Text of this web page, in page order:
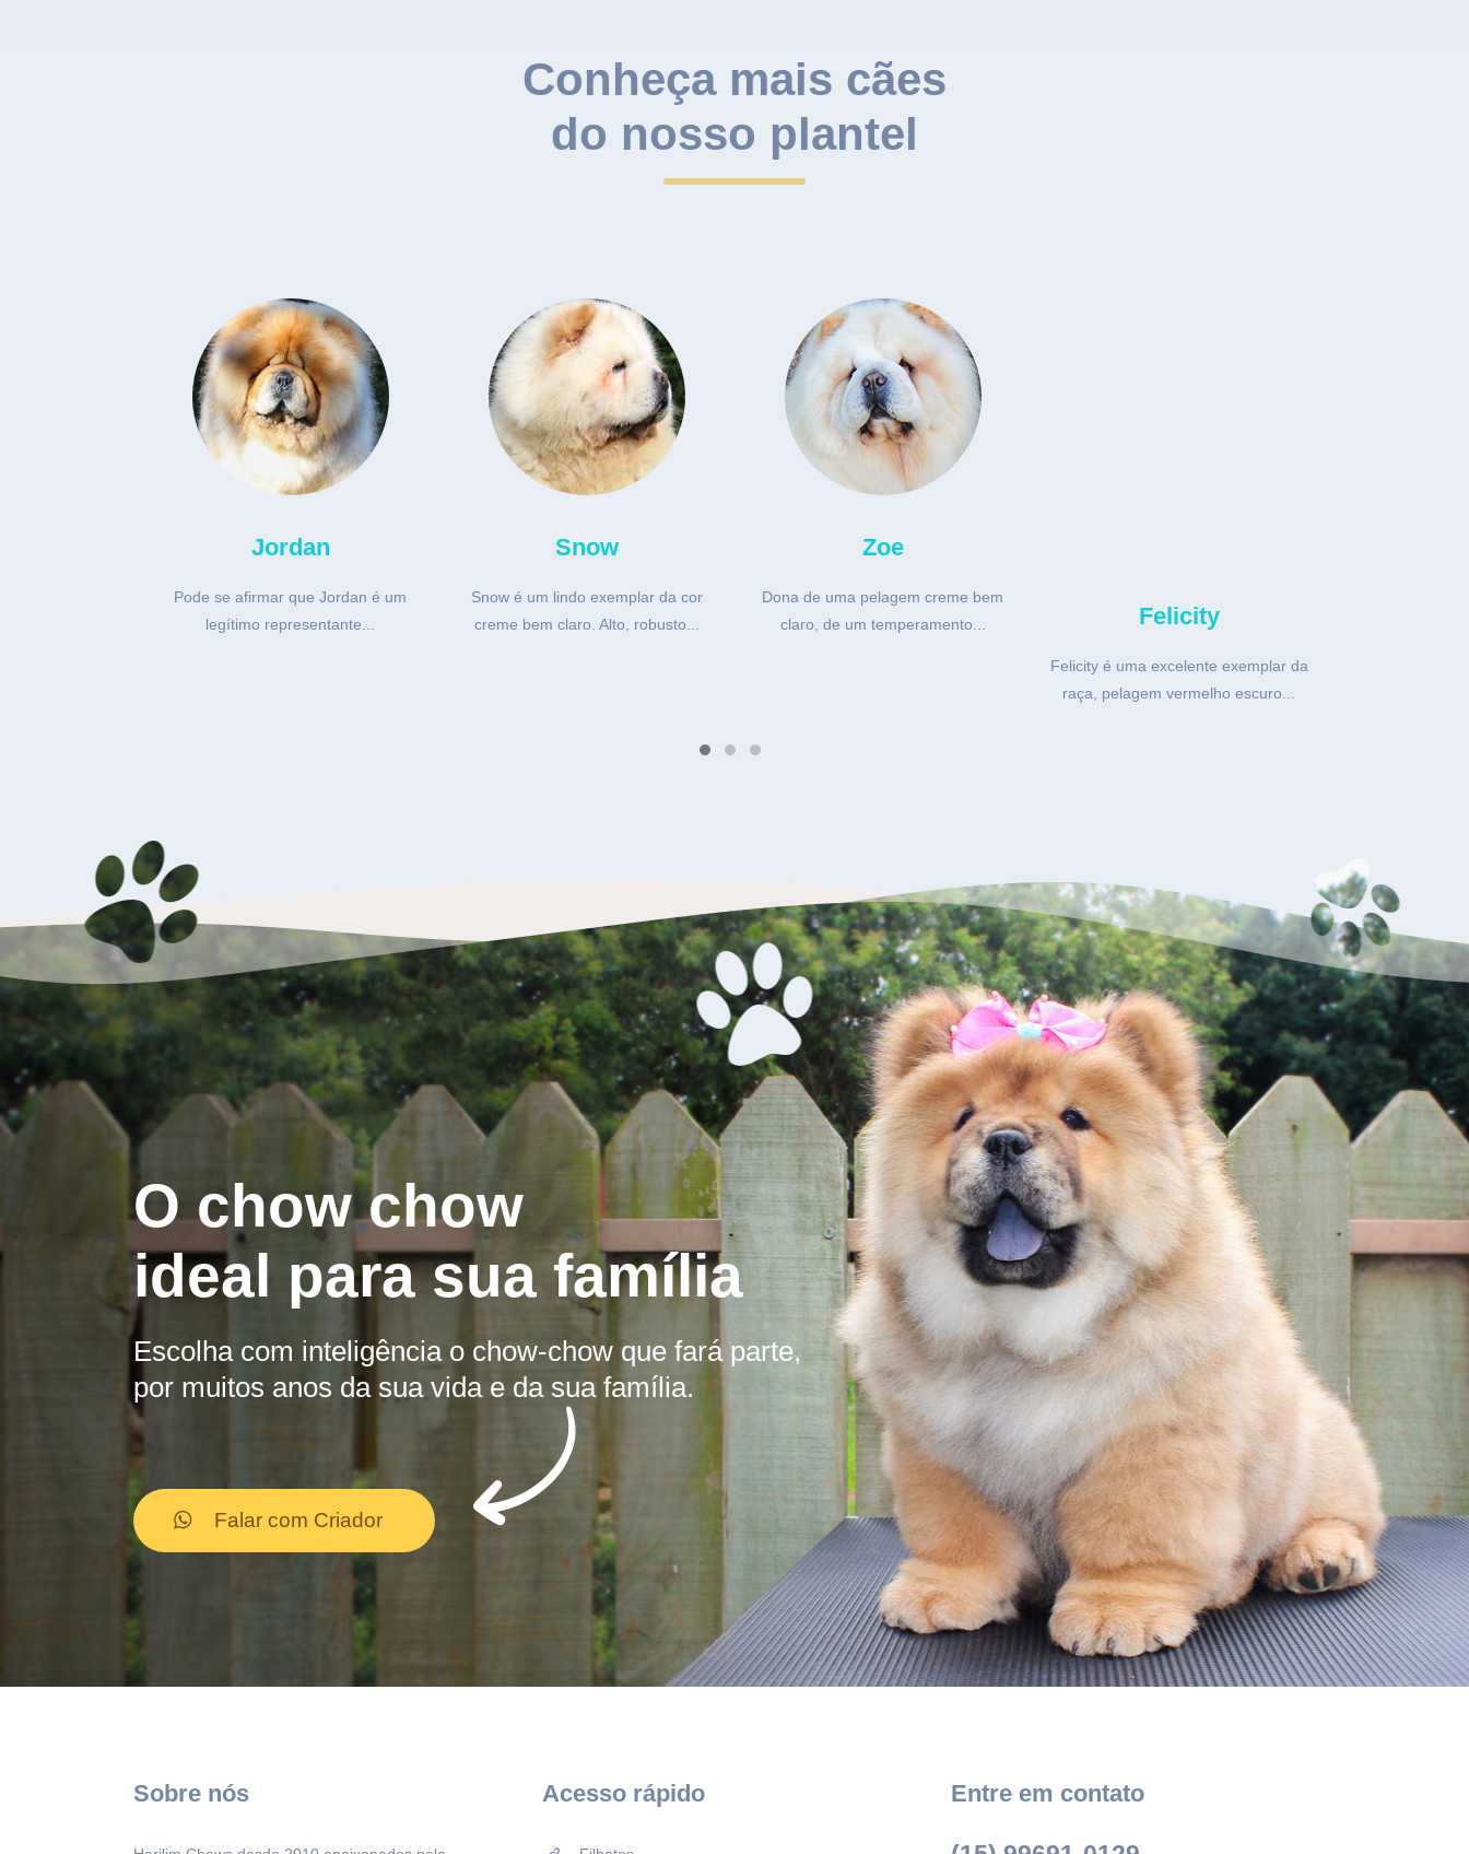
Conheça mais cães
do nosso plantel
Jordan
Pode se afirmar que Jordan é um
legítimo representante...
Snow
Snow é um lindo exemplar da cor
creme bem claro. Alto, robusto...
Zoe
Dona de uma pelagem creme bem
claro, de um temperamento...
raça, pelagem vermelho escuro...
O chow chow
ideal para sua família
Escolha com inteligência o chow-chow que fará parte,
por muitos anos da sua vida e da sua família.
Falar com Criador
Sobre nós Acesso rápido Entre em contato